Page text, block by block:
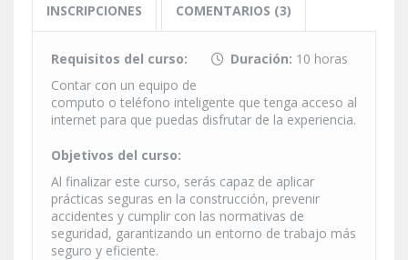
INSCRIPCIONES COMENTARIOS (3)
Duración: 10 horas
Requisitos del curso:
Contar con un equipo de
computo o teléfono inteligente que tenga acceso al
internet para que puedas disfrutar de la experiencia.
Objetivos del curso:
Al finalizar este curso, serás capaz de aplicar
prácticas seguras en la construcción, prevenir
accidentes y cumplir con las normativas de
seguridad, garantizando un entorno de trabajo más
seguro y eficiente.